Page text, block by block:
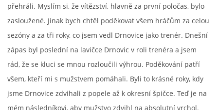
přehráli. Myslím si, že vítězství, hlavně za první poločas, bylo
zasloužené. Jinak bych chtěl poděkovat všem hráčům za celou
sezóny a za tři roky, co jsem vedl Drnovice jako trenér. Dnešní
zápas byl poslední na lavičce Drnovic v roli trenéra a jsem
rád, že se kluci se mnou rozloučili výhrou. Poděkování patří
všem, kteří mi s mužstvem pomáhali. Byli to krásné roky, kdy
jsme Drnovice zdvihali z popele až k okresní špičce. Teď je na
mém následníkovi, aby mužstvo zdvihl na absolutní vrchol.